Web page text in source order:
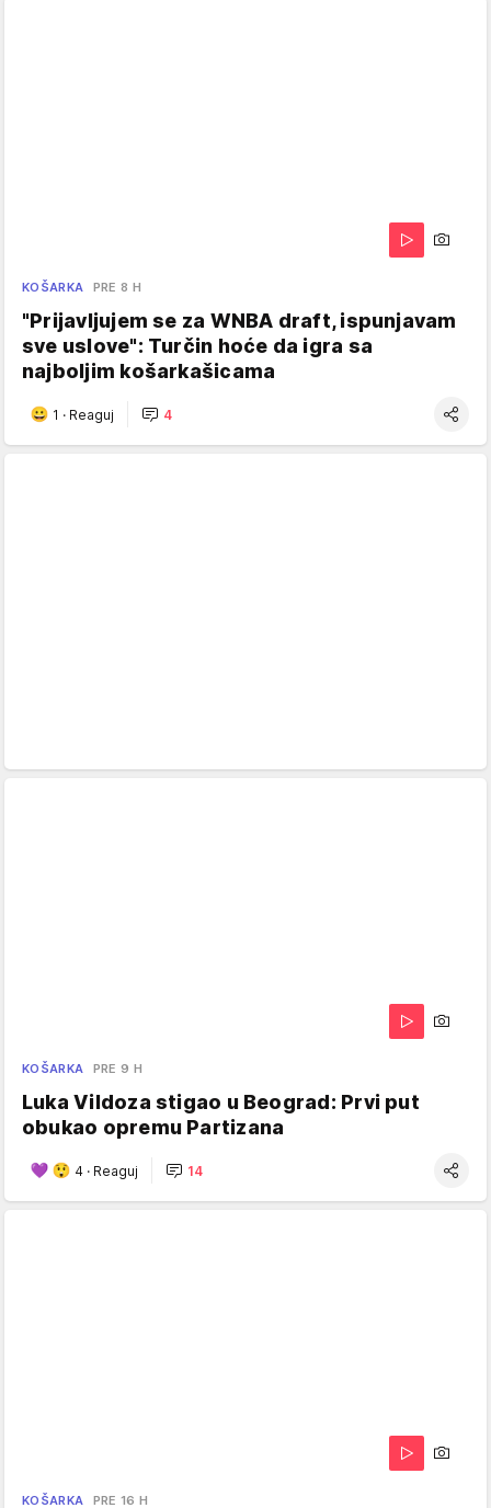
KOŠARKA PRE 8 H
"Prijavljujem se za WNBA draft, ispunjavam
sve uslove": Turčin hoće da igra sa
najboljim košarkašicama
1 · Reaguj 4
KOŠARKA PRE 9 H
Luka Vildoza stigao u Beograd: Prvi put
obukao opremu Partizana
4 · Reaguj 14
KOŠARKA PRE 16 H